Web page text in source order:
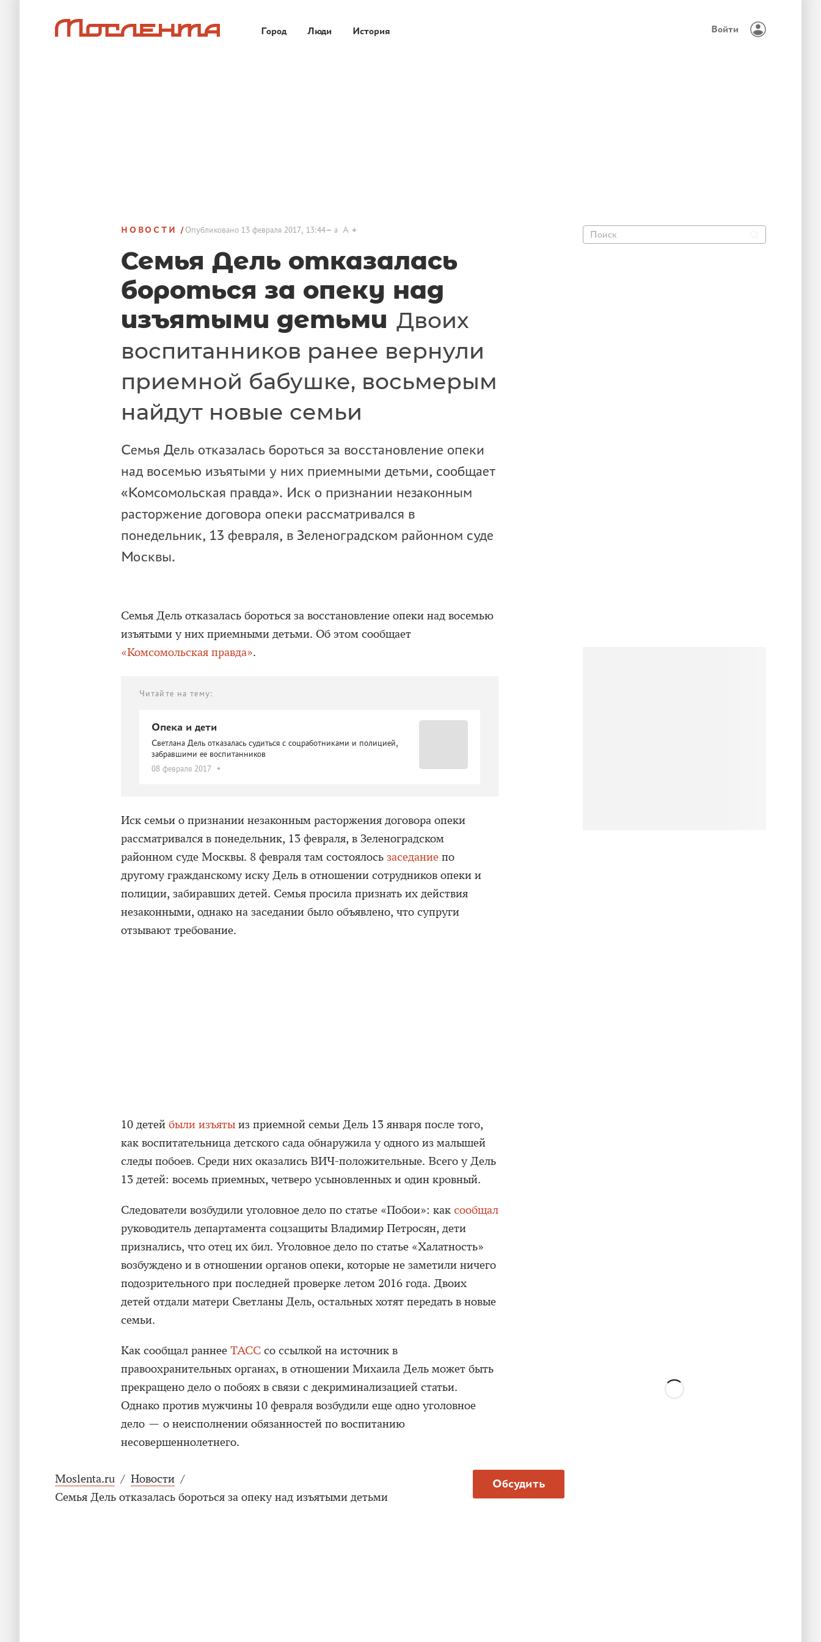
Город Люди История Войти
НОВОСТИ Опубликовано13 февраля 2017, 13:44 a A
Семья Дель отказалась
бороться за опеку над
изъятыми детьми Двоих
воспитанников ранее вернули
приемной бабушке, восьмерым
найдут новые семьи
Семья Дель отказалась бороться за восстановление опеки
над восемью изъятыми у них приемными детьми, сообщает
«Комсомольская правда». Иск о признании незаконным
расторжение договора опеки рассматривался в
понедельник, 13 февраля, в Зеленоградском районном суде
Москвы.
Семья Дель отказалась бороться за восстановление опеки над восемью
изъятыми у них приемными детьми. Об этом сообщает
«Комсомольская правда».
Читайте на тему:
Опека и дети
Светлана Дель отказалась судиться с соцработниками и полицией,
забравшими ее воспитанников
08 февраля 2017
Иск семьи о признании незаконным расторжения договора опеки
рассматривался в понедельник, 13 февраля, в Зеленоградском
районном суде Москвы. 8 февраля там состоялось заседание по
другому гражданскому иску Дель в отношении сотрудников опеки и
полиции, забиравших детей. Семья просила признать их действия
незаконными, однако на заседании было объявлено, что супруги
отзывают требование.
10 детей были изъяты из приемной семьи Дель 13 января после того,
как воспитательница детского сада обнаружила у одного из малышей
следы побоев. Среди них оказались ВИЧ-положительные. Всего у Дель
13 детей: восемь приемных, четверо усыновленных и один кровный.
Следователи возбудили уголовное дело по статье «Побои»: как сообщал
руководитель департамента соцзащиты Владимир Петросян, дети
признались, что отец их бил. Уголовное дело по статье «Халатность»
возбуждено и в отношении органов опеки, которые не заметили ничего
подозрительного при последней проверке летом 2016 года. Двоих
детей отдали матери Светланы Дель, остальных хотят передать в новые
семьи.
Как сообщал раннее ТАСС со ссылкой на источник в
правоохранительных органах, в отношении Михаила Дель может быть
прекращено дело о побоях в связи с декриминализацией статьи.
Однако против мужчины 10 февраля возбудили еще одно уголовное
дело — о неисполнении обязанностей по воспитанию
несовершеннолетнего.
Обсудить
Moslenta.ru / Новости /
Семья Дель отказалась бороться за опеку над изъятыми детьми